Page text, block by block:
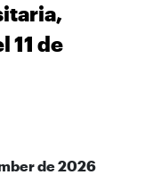
11 de
de 2026